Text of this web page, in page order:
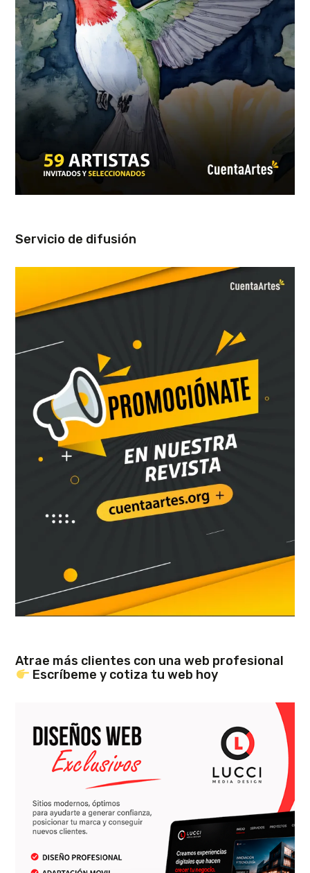
Servicio de difusión
Atrae más clientes con una web profesional
Escríbeme y cotiza tu web hoy